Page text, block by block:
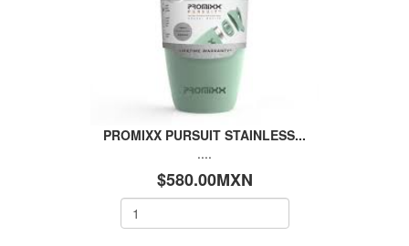
PROMIXX PURSUIT STAINLESS...
....
$580.00MXN